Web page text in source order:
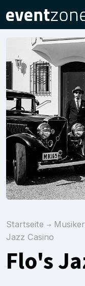
Startseite Musiker
Jazz Casino
Flo's